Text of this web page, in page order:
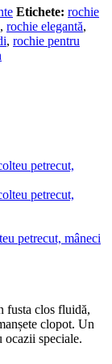
Etichete: rochie
, rochie elegantă,
, rochie pentru
petrecut, mâneci
fusta clos fluidă,
clopot. Un
speciale.